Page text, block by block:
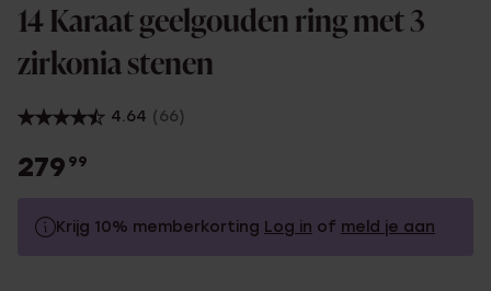
14 Karaat geelgouden ring met 3
zirkonia stenen
4.64 (66)
279 99
Krijg 10% memberkorting Log in of meld je aan